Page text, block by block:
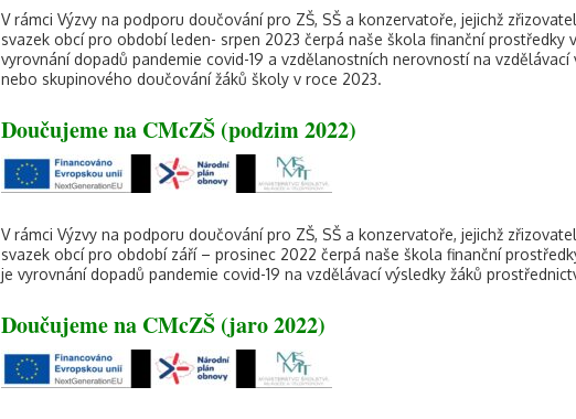
V rámci Výzvy na podporu doučování pro ZŠ, SŠ a konzervatoře, jejichž
svazek obcí pro období leden- srpen 2023 čerpá naše škola finanční prostředky
vyrovnání dopadů pandemie covid-19 a vzdělanostních nerovností na
nebo skupinového doučování žáků školy v roce 2023.
Doučujeme na CMcZŠ (podzim 2022)
V rámci Výzvy na podporu doučování pro ZŠ, SŠ a konzervatoře, jejichž
svazek obcí pro období září – prosinec 2022 čerpá naše škola finanční
je vyrovnání dopadů pandemie covid-19 na vzdělávací výsledky žáků
Doučujeme na CMcZŠ (jaro 2022)